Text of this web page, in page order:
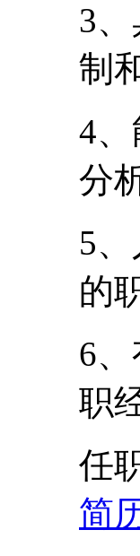
3
制
4
分
5
的
6
职
任
简